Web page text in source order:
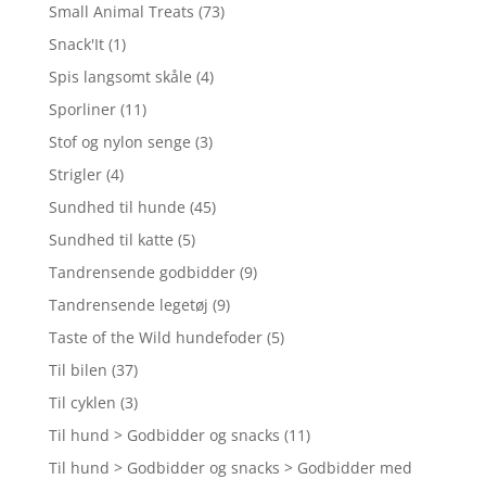
Small Animal Treats (73)
Snack'It (1)
Spis langsomt skåle (4)
Sporliner (11)
Stof og nylon senge (3)
Strigler (4)
Sundhed til hunde (45)
Sundhed til katte (5)
Tandrensende godbidder (9)
Tandrensende legetøj (9)
Taste of the Wild hundefoder (5)
Til bilen (37)
Til cyklen (3)
Til hund > Godbidder og snacks (11)
Til hund > Godbidder og snacks > Godbidder med